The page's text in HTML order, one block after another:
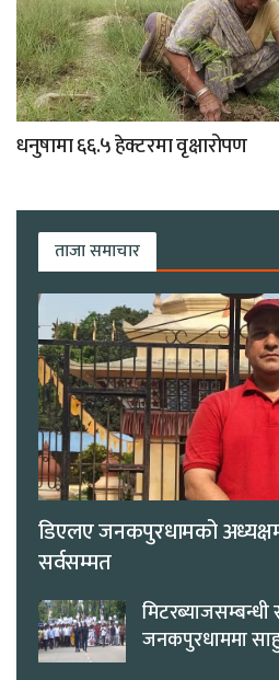
धनुषामा ६६.५ हेक्टरमा वृक्षारोपण
ताजा समाचार
डिएलए जनकपुरधामको
सर्वसम्मत
मिटरब्याजसम्बन्धी
जनकपुरधाममा